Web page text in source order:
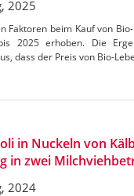
2025
Faktoren beim Kauf von
2025 erhoben. Die
dass der Preis von Bio-
in Nuckeln von
in zwei
2024